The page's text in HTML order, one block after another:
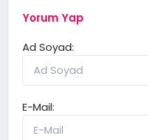
Yorum Yap
Ad Soyad:
E-Mail: